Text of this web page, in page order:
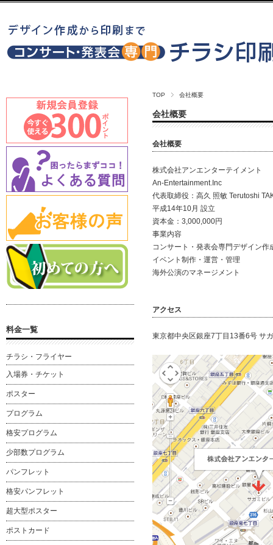
TOP 会社概要
会社概要
会社概要
株式会社アンエンターテイメント
An-
代表取締役：高久 照敏 Terutoshi
平成14年10月 設立
資本金：3,000,000円
事業内容
コンサート・発表会専門デザイン作
イベント制作・運営・管理
海外公演のマネージメント
アクセス
東京都中央区銀座7丁目13番6号 サ
料金一覧
チラシ・フライヤー
入場券・チケット
ポスター
プログラム
格安プログラム
少部数プログラム
パンフレット
格安パンフレット
超大型ポスター
ポストカード